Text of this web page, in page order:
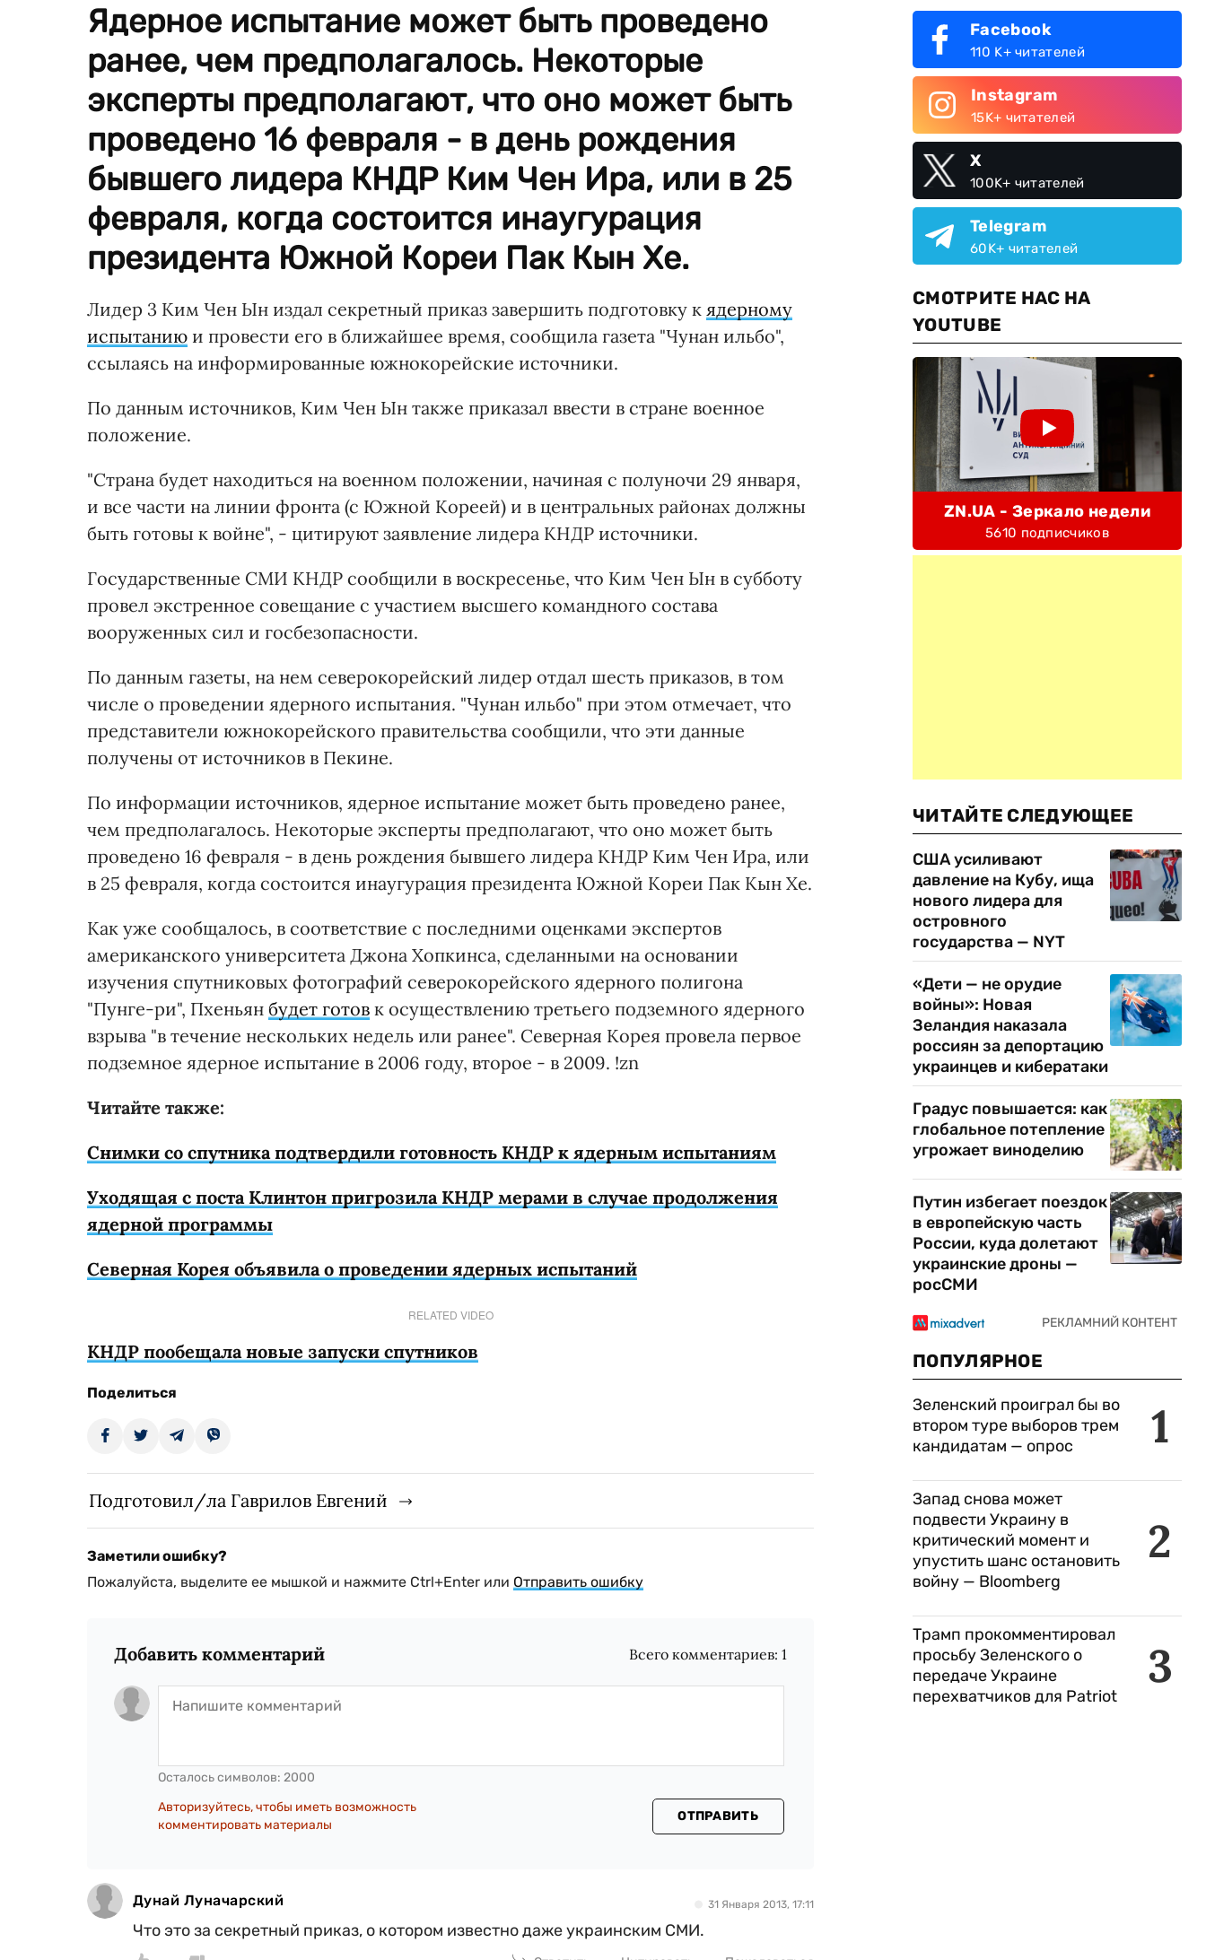
Ядерное испытание может быть проведено
ранее, чем предполагалось. Некоторые
эксперты предполагают, что оно может быть
проведено 16 февраля - в день рождения
бывшего лидера КНДР Ким Чен Ира, или в 25
февраля, когда состоится инаугурация
президента Южной Кореи Пак Кын Хе.
Лидер 3 Ким Чен Ын издал секретный приказ завершить подготовку к ядерному
испытанию и провести его в ближайшее время, сообщила газета "Чунан ильбо",
ссылаясь на информированные южнокорейские источники.
По данным источников, Ким Чен Ын также приказал ввести в стране военное
положение.
"Страна будет находиться на военном положении, начиная с полуночи 29 января,
и все части на линии фронта (с Южной Кореей) и в центральных районах должны
быть готовы к войне", - цитируют заявление лидера КНДР источники.
Государственные СМИ КНДР сообщили в воскресенье, что Ким Чен Ын в субботу
провел экстренное совещание с участием высшего командного состава
вооруженных сил и госбезопасности.
По данным газеты, на нем северокорейский лидер отдал шесть приказов, в том
числе о проведении ядерного испытания. "Чунан ильбо" при этом отмечает, что
представители южнокорейского правительства сообщили, что эти данные
получены от источников в Пекине.
По информации источников, ядерное испытание может быть проведено ранее,
чем предполагалось. Некоторые эксперты предполагают, что оно может быть
проведено 16 февраля - в день рождения бывшего лидера КНДР Ким Чен Ира, или
в 25 февраля, когда состоится инаугурация президента Южной Кореи Пак Кын Хе.
Как уже сообщалось, в соответствие с последними оценками экспертов
американского университета Джона Хопкинса, сделанными на основании
изучения спутниковых фотографий северокорейского ядерного полигона
"Пунге-ри", Пхеньян будет готов к осуществлению третьего подземного ядерного
взрыва "в течение нескольких недель или ранее". Северная Корея провела первое
подземное ядерное испытание в 2006 году, второе - в 2009. !zn
Читайте также:
Снимки со спутника подтвердили готовность КНДР к ядерным испытаниям
Уходящая с поста Клинтон пригрозила КНДР мерами в случае продолжения
ядерной программы
Северная Корея объявила о проведении ядерных испытаний
RELATED VIDEO
КНДР пообещала новые запуски спутников
Поделиться
Подготовил/ла Гаврилов Евгений
Заметили ошибку?
Пожалуйста, выделите ее мышкой и нажмите Ctrl+Enter или Отправить ошибку
Добавить комментарий Всего комментариев:1
Осталось символов: 2000
Авторизуйтесь, чтобы иметь возможность
комментировать материалы
ОТПРАВИТЬ
Дунай Луначарский 31 Января 2013, 17:11
Что это за секретный приказ, о котором известно даже украинским СМИ.
Facebook
110 K+ читателей
Instagram
15K+ читателей
X
100K+ читателей
Telegram
60K+ читателей
СМОТРИТЕ НАС НА
YOUTUBE
ZN.UA - Зеркало недели
5610 подписчиков
ЧИТАЙТЕ СЛЕДУЮЩЕЕ
США усиливают
давление на Кубу, ища
нового лидера для
островного
государства — NYT
«Дети — не орудие
войны»: Новая
Зеландия наказала
россиян за депортацию
украинцев и кибератаки
Градус повышается: как
глобальное потепление
угрожает виноделию
Путин избегает поездок
в европейскую часть
России, куда долетают
украинские дроны —
росСМИ
ПОПУЛЯРНОЕ
1
Зеленский проиграл бы во
втором туре выборов трем
кандидатам — опрос
2
Запад снова может
подвести Украину в
критический момент и
упустить шанс остановить
войну — Bloomberg
3
Трамп прокомментировал
просьбу Зеленского о
передаче Украине
перехватчиков для Patriot